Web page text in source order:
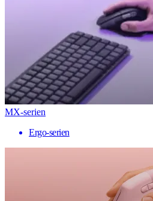
MX-serien
Ergo-serien